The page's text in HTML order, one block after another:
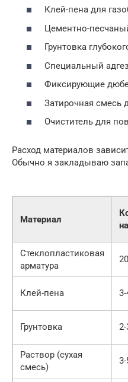
Клей-пена для
Цементно-
Грунтовка
Специальный
Фиксирующие
Затирочная смесь
Очиститель для
Расход материалов
Обычно я закладываю
Материал
Стеклопластиковая
арматура
Клей-пена
Грунтовка
Раствор (сухая
смесь)